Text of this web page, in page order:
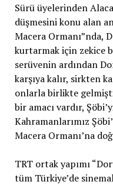
Sürü üyelerinden
düşmesini konu alan
Macera Ormanı”nda,
kurtarmak için zekice
serüvenin ardından
karşıya kalır, sirkten
onlarla birlikte
bir amacı vardır,
Kahramanlarımız
Macera Ormanı’na
TRT ortak yapımı
tüm Türkiye’de